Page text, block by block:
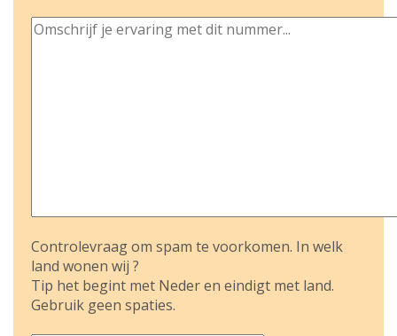
Controlevraag om spam te voorkomen. In welk
land wonen wij ?
Tip het begint met Neder en eindigt met land.
Gebruik geen spaties.